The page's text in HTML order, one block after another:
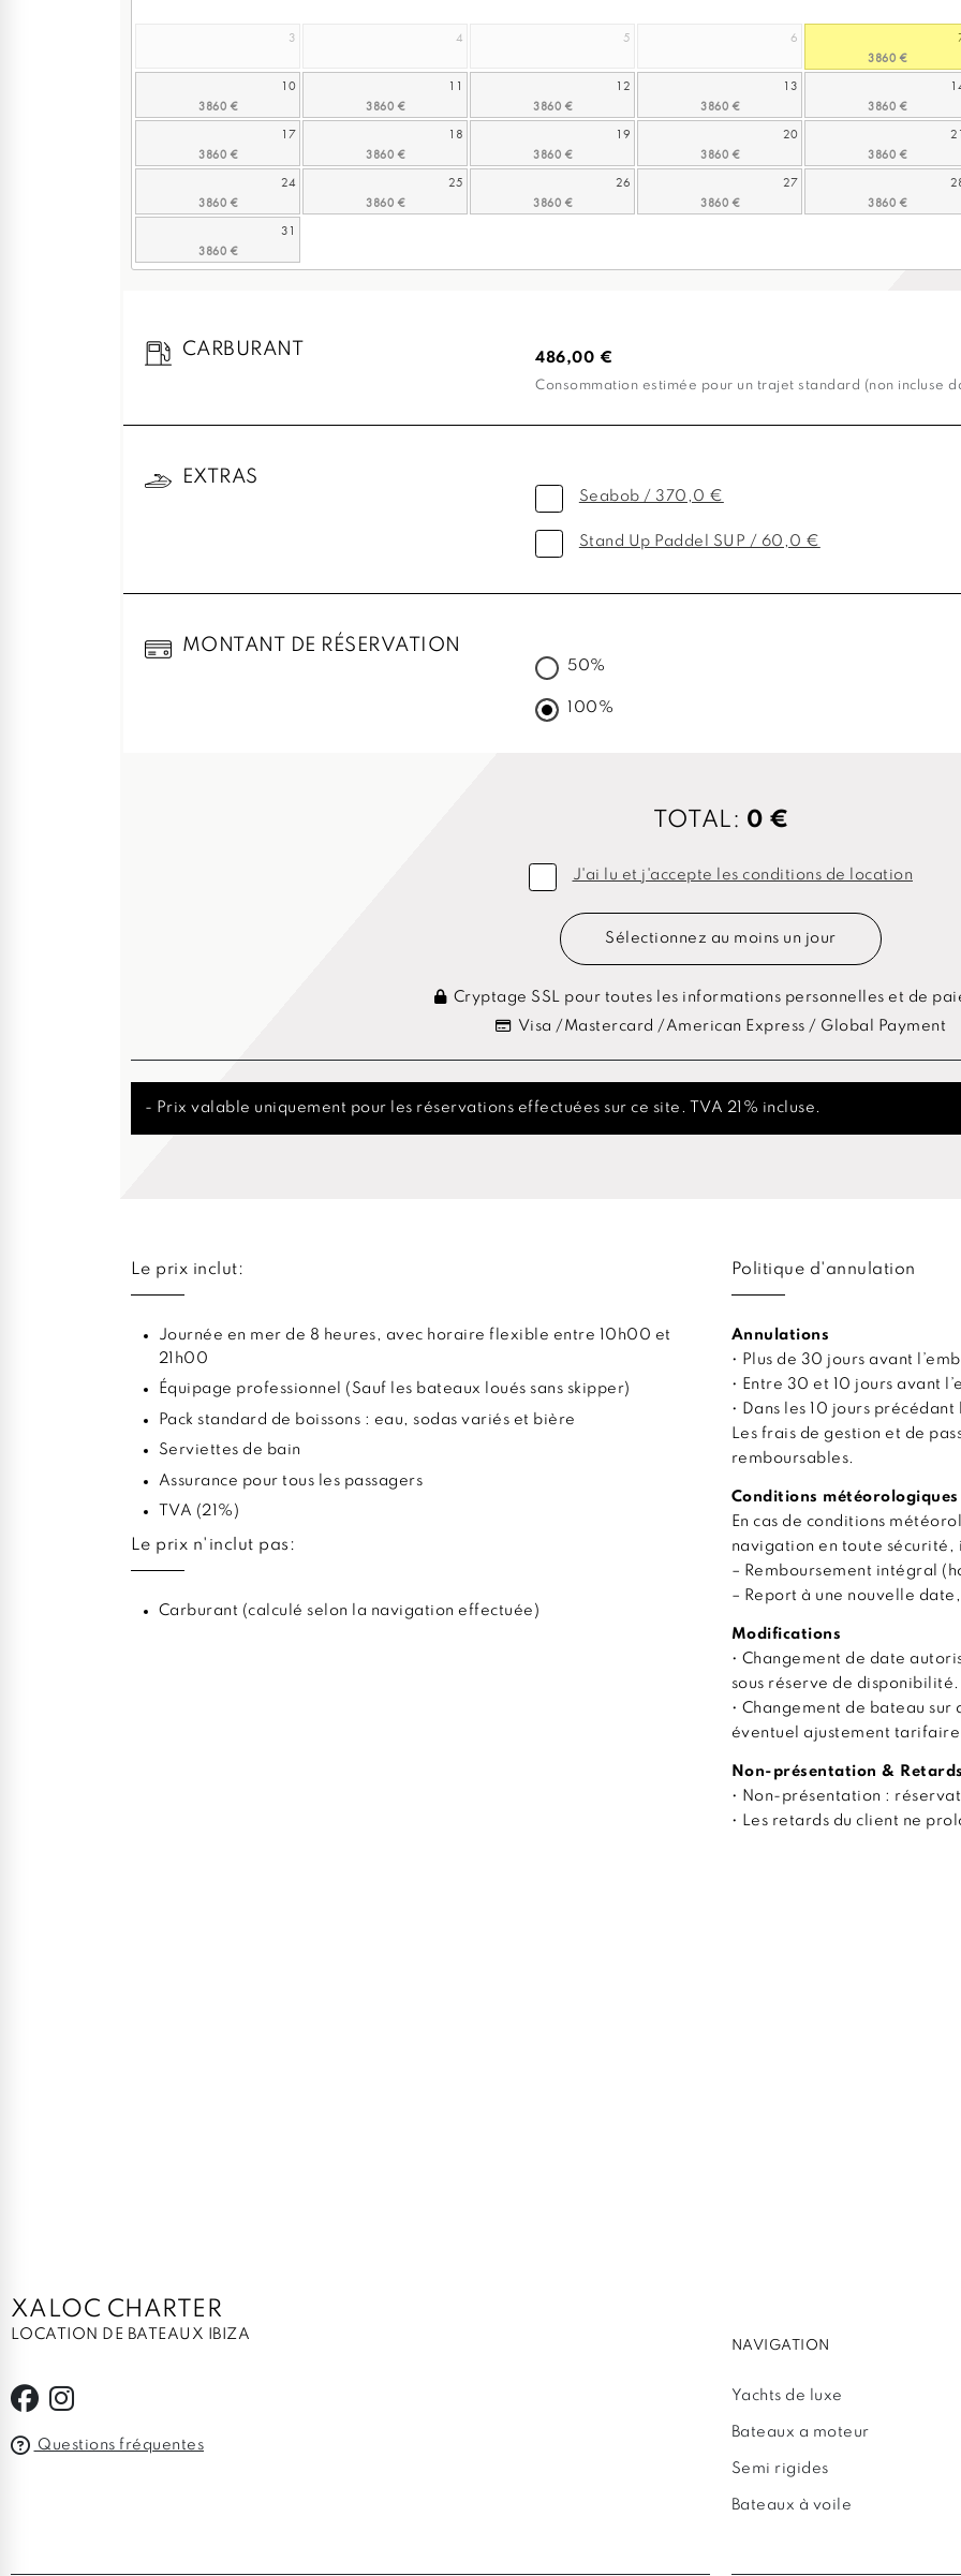
3 4 5 6
10 11 12 13
17 18 19 20 21
24 25 26 27
31
CARBURANT 486,00 €
Consommation estimée pour un trajet standard (non incluse
EXTRAS
Seabob / 370,0 €
Stand Up Paddel SUP / 60,0 €
MONTANT DE RÉSERVATION
50%
100%
TOTAL: 0 €
J'ai lu et j'accepte les conditions de location
Sélectionnez au moins un jour
Cryptage SSL pour toutes les informations personnelles et de
Visa /Mastercard /American Express / Global Payment
- Prix valable uniquement pour les réservations effectuées sur ce site. TVA 21% incluse.
Le prix inclut:
Journée en mer de 8 heures, avec horaire flexible entre 10h00 et
21h00
Équipage professionnel (Sauf les bateaux loués sans skipper)
Pack standard de boissons : eau, sodas variés et bière
Serviettes de bain
Assurance pour tous les passagers
TVA (21%)
Le prix n'inclut pas:
Carburant (calculé selon la navigation effectuée)
Politique d'annulation
Annulations
• Plus de 30 jours avant
• Entre 30 et 10 jours avant
• Dans les 10 jours
Les frais de gestion et de
remboursables.
Conditions météorologiques
En cas de conditions
navigation en toute sécurité,
– Remboursement intégral
– Report à une nouvelle
Modifications
• Changement de date
sous réserve de disponibilité.
• Changement de bateau
éventuel ajustement tarifaire.
Non-présentation & Retards
• Non-présentation :
• Les retards du client ne
XALOC CHARTER
LOCATION DE BATEAUX IBIZA
Questions fréquentes
NAVIGATION
Yachts de luxe
Bateaux a moteur
Semi rigides
Bateaux à voile